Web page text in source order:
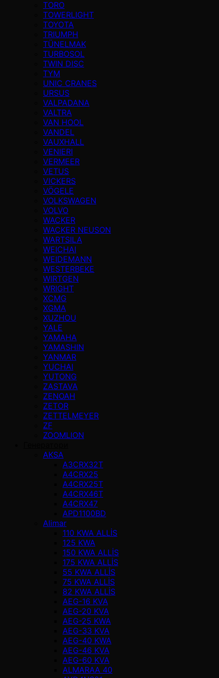
TORO
TOWERLIGHT
TOYOTA
TRIUMPH
TÜNELMAK
TURBOSOL
TWIN DISC
TYM
UNIC CRANES
URSUS
VALPADANA
VALTRA
VAN HOOL
VANDEL
VAUXHALL
VENIERI
VERMEER
VETUS
VICKERS
VÖGELE
VOLKSWAGEN
VOLVO
WACKER
WACKER NEUSON
WARTSILA
WEICHAI
WEIDEMANN
WESTERBEKE
WIRTGEN
WRIGHT
XCMG
XGMA
XUZHOU
YALE
YAMAHA
YAMASHIN
YANMAR
YUCHAI
YUTONG
ZASTAVA
ZENOAH
ZETOR
ZETTELMEYER
ZF
ZOOMLION
AKSA
A3CRX32T
A4CRX25
A4CRX25T
A4CRX46T
A4CRX47
APD1100BD
Alimar
110 KWA ALLİS
125 KWA
150 KWA ALLİS
175 KWA ALLİS
55 KWA ALLİS
75 KWA ALLİS
82 KWA ALLİS
AEG-16 KVA
AEG-20 KVA
AEG-25 KWA
AEG-33 KVA
AEG-40 KWA
AEG-46 KVA
AEG-60 KVA
ALMARAA 40